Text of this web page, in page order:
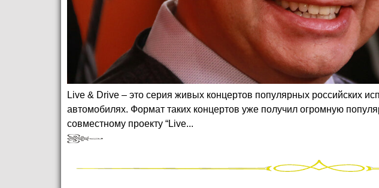
Live & Drive – это серия живых концертов популярных российских
автомобилях. Формат таких концертов уже получил огромную
совместному проекту “Live...